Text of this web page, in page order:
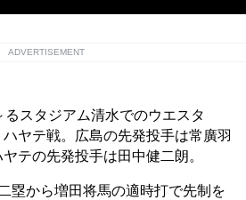
ADVERTISEMENT
スタジアム清水でのウエスタ
ヤテ戦。広島の先発投手は常廣羽
テの先発投手は田中健二朗。
塁から増田将馬の適時打で先制を